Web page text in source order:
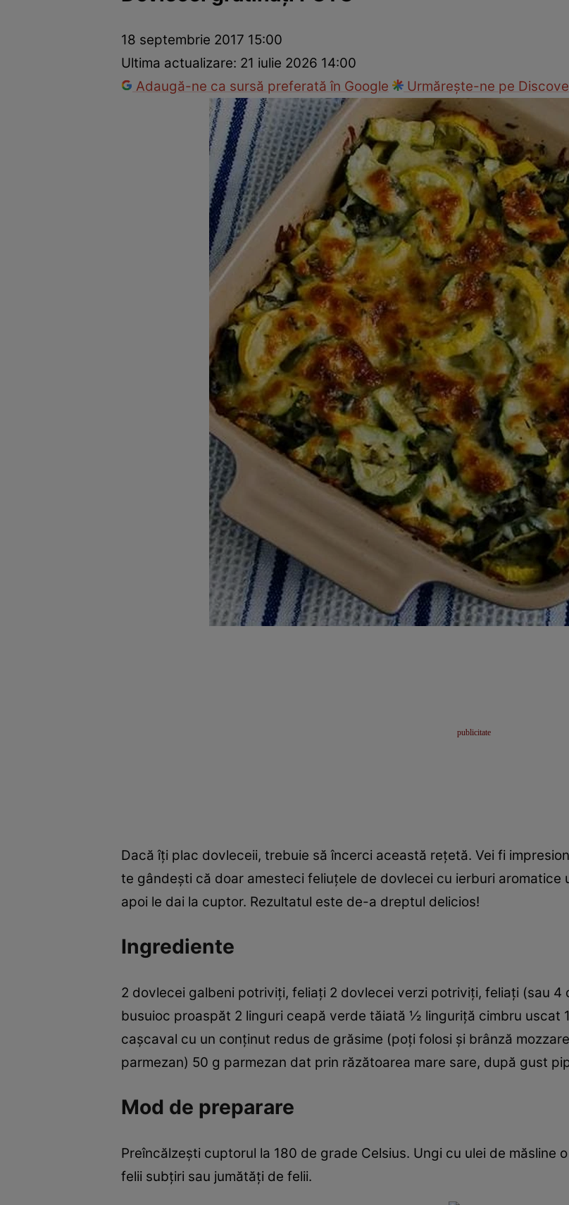
Mâncăruri rapide Rețete cu legume
18 septembrie 2017 15:00
Ultima actualizare: 21 iulie 2026 14:00
Adaugă-ne ca sursă preferată în Google
Urmărește-ne pe
Dacă îţi plac dovleceii, trebuie să încerci această reţetă. Vei fi
te gândeşti că doar amesteci feliuţele de dovlecei cu ierburi
apoi le dai la cuptor. Rezultatul este de-a dreptul delicios!
Ingrediente
2 dovlecei galbeni potriviţi, feliaţi 2 dovlecei verzi potriviţi, feliaţi (sau
busuioc proaspăt 2 linguri ceapă verde tăiată ½ linguriţă cimbru uscat
caşcaval cu un conţinut redus de grăsime (poţi folosi şi brânză
parmezan) 50 g parmezan dat prin răzătoarea mare sare, după gust
Mod de preparare
Preîncălzeşti cuptorul la 180 de grade Celsius. Ungi cu ulei de măsline
felii subţiri sau jumătăţi de felii.